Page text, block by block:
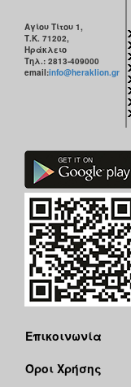
Αγίου Τίτου 1,
Τ.Κ. 71202,
Ηράκλειο
Τηλ.: 2813-409000
email:info@heraklion.gr
Επικοινωνία
Όροι Χρήσης